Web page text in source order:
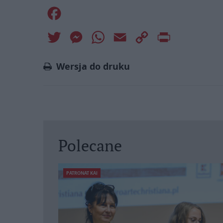
Twitter MessengerWhatsApp
Email
Copy
Wersja do druku
Polecane
PATRONAT KAI